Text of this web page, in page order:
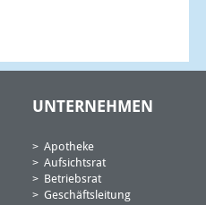
UNTERNEHMEN
Apotheke
Aufsichtsrat
Betriebsrat
Geschäftsleitung